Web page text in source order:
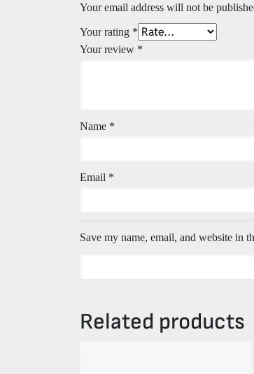
Your email address will not be
Your rating *
Your review *
Name *
Email *
Save my name, email, and website in
Related products